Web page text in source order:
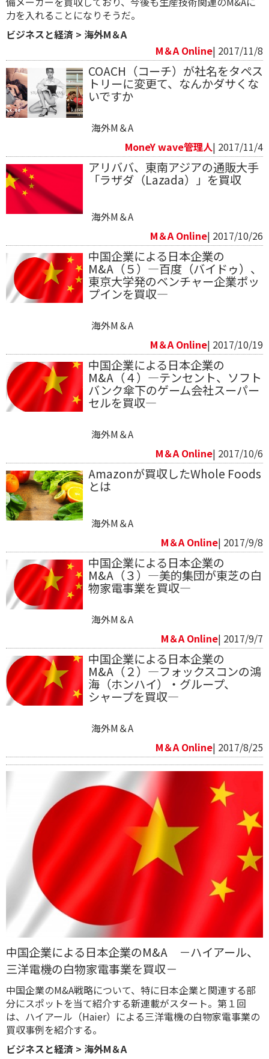
力を入れることになりそうだ。
ビジネスと経済 > 海外M＆A
M＆A Online| 2017/11/8
COACH（コーチ）が社名をタペス
トリーに変更て、なんかダサくな
いですか
海外M＆A
MoneY wave管理人| 2017/11/4
アリババ、東南アジアの通販大手
「ラザダ（Lazada）」を買収
海外M＆A
M＆A Online| 2017/10/26
中国企業による日本企業の
M&A（５）―百度（バイドゥ）、
東京大学発のベンチャー企業ポッ
プインを買収―
海外M＆A
M＆A Online| 2017/10/19
中国企業による日本企業の
M&A（４）―テンセント、ソフト
バンク傘下のゲーム会社スーパー
セルを買収―
海外M＆A
M＆A Online| 2017/10/6
Amazonが買収したWhole Foods
とは
海外M＆A
M＆A Online| 2017/9/8
中国企業による日本企業の
M&A（３）―美的集団が東芝の白
物家電事業を買収―
海外M＆A
M＆A Online| 2017/9/7
中国企業による日本企業の
M&A（２）―フォックスコンの鴻
海（ホンハイ）・グループ、
シャープを買収―
海外M＆A
M＆A Online| 2017/8/25
中国企業による日本企業のM&A －ハイアール、
三洋電機の白物家電事業を買収－
中国企業のM&A戦略について、特に日本企業と関連する部
分にスポットを当て紹介する新連載がスタート。第１回
は、ハイアール（Haier）による三洋電機の白物家電事業の
買収事例を紹介する。
ビジネスと経済 > 海外M＆A